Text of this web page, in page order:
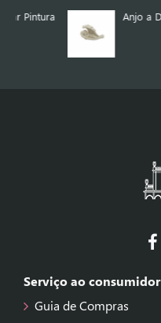
Anjo a Dormir
Serviço ao consumidor
Guia de Compras